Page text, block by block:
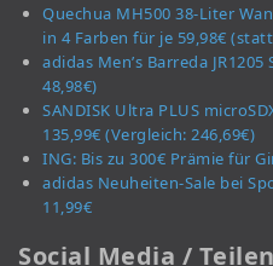
Quechua MH500 38-Liter
in 4 Farben für je 59,98€
adidas Men’s Barreda
48,98€)
SANDISK Ultra PLUS
135,99€ (Vergleich: 246,69€)
ING: Bis zu 300€ Prämie für
adidas Neuheiten-Sale bei
11,99€
Social Media / Teilen